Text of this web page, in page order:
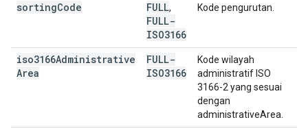
sortingCode FULL,
FULL-
ISO3166
Kode pengurutan.
iso3166Administrative
Area
FULL-
ISO3166
Kode wilayah
administratif ISO
3166-2 yang sesuai
dengan
administrativeArea.